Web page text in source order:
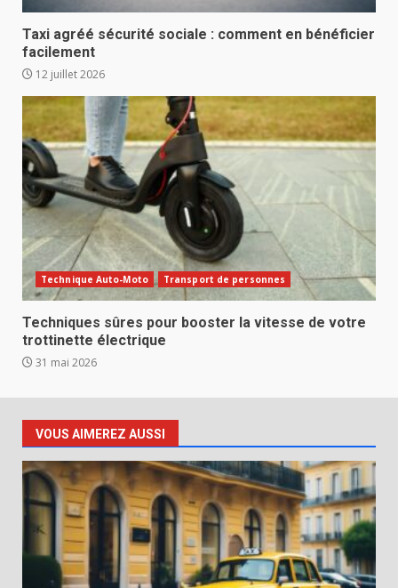
Taxi agréé sécurité sociale : comment en bénéficier
facilement
12 juillet 2026
Technique Auto-Moto Transport de personnes
Techniques sûres pour booster la vitesse de votre
trottinette électrique
31 mai 2026
VOUS AIMEREZ AUSSI